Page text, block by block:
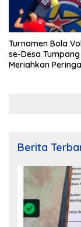
Turnamen Bola
se-Desa
Meriahkan
Berita